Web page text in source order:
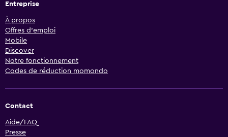
Entreprise
À propos
Offres d’emploi
Mobile
Discover
Notre fonctionnement
Codes de réduction momondo
Contact
Aide/FAQ
Presse